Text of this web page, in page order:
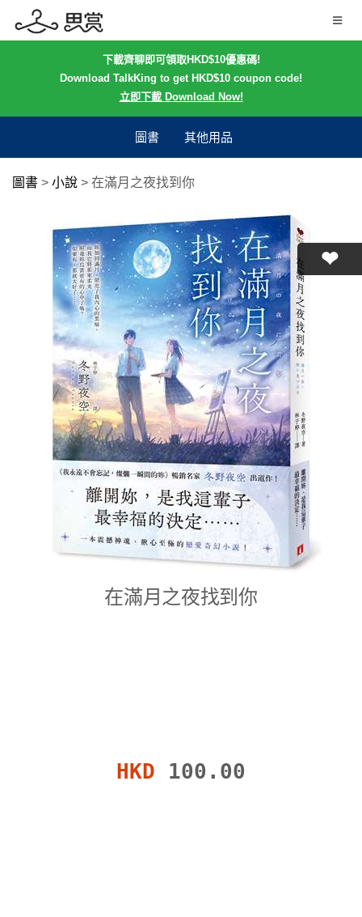
下載齊聊即可領取HKD$10優惠碼!
Download TalkKing to get HKD$10 coupon code!
立即下載 Download Now!
圖書 其他用品
圖書 > 小說 > 在滿月之夜找到你
在滿月之夜找到你
HKD 100.00